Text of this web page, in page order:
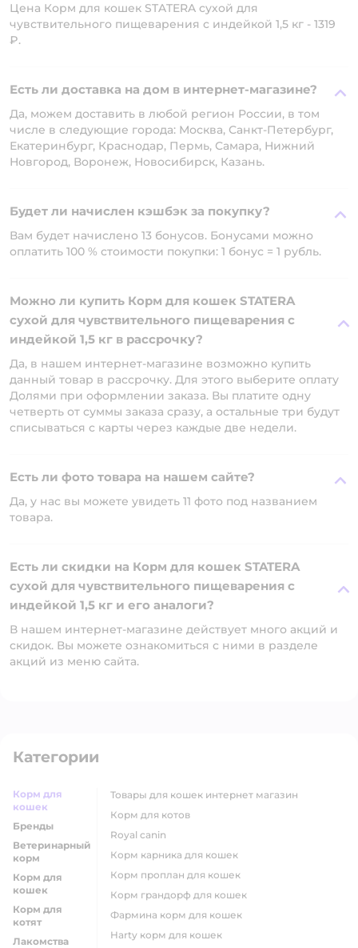
Цена Корм для кошек STATERA сухой для
чувствительного пищеварения с индейкой 1,5 кг - 1319
₽.
Есть ли доставка на дом в интернет-магазине?
Да, можем доставить в любой регион России, в том
числе в следующие города: Москва, Санкт-Петербург,
Екатеринбург, Краснодар, Пермь, Самара, Нижний
Новгород, Воронеж, Новосибирск, Казань.
Будет ли начислен кэшбэк за покупку?
Вам будет начислено 13 бонусов. Бонусами можно
оплатить 100 % стоимости покупки: 1 бонус = 1 рубль.
Можно ли купить Корм для кошек STATERA
сухой для чувствительного пищеварения с
индейкой 1,5 кг в рассрочку?
Да, в нашем интернет-магазине возможно купить
данный товар в рассрочку. Для этого выберите оплату
Долями при оформлении заказа. Вы платите одну
четверть от суммы заказа сразу, а остальные три будут
списываться с карты через каждые две недели.
Есть ли фото товара на нашем сайте?
Да, у нас вы можете увидеть 11 фото под названием
товара.
Есть ли скидки на Корм для кошек STATERA
сухой для чувствительного пищеварения с
индейкой 1,5 кг и его аналоги?
В нашем интернет-магазине действует много акций и
скидок. Вы можете ознакомиться с ними в разделе
акций из меню сайта.
Категории
Корм для
кошек
Бренды
Ветеринарный
корм
Корм для
кошек
Корм для
котят
Лакомства
товары для кошек интернет магазин
корм для котов
royal canin
корм карника для кошек
корм проплан для кошек
корм грандорф для кошек
фармина корм для кошек
harty корм для кошек